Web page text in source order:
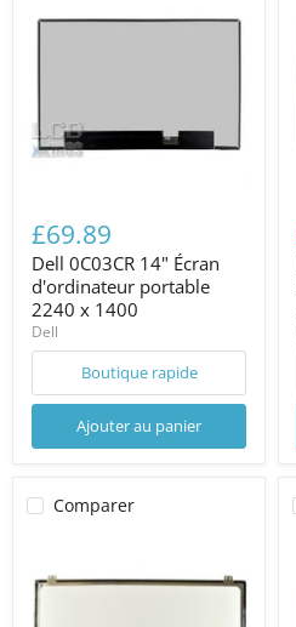
£69.89
Dell 0C03CR 14" Écran
d'ordinateur portable
2240 x 1400
Dell
Boutique rapide
Ajouter au panier
Comparer